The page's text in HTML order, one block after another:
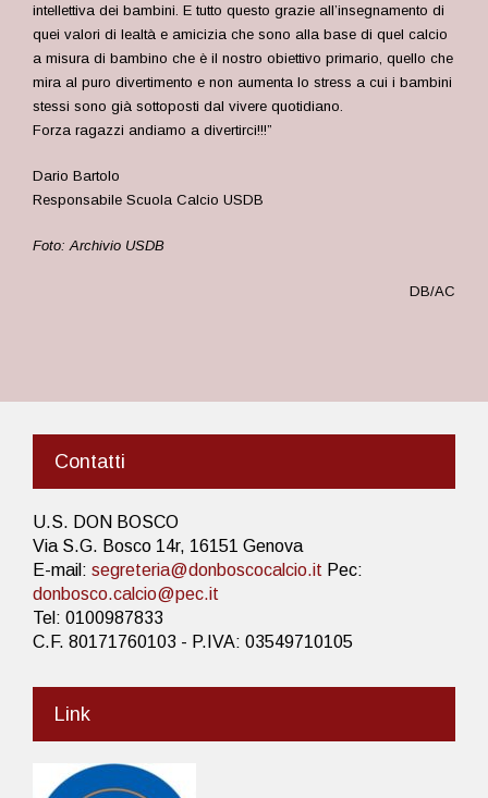
intellettiva dei bambini. E tutto questo grazie all’insegnamento di
quei valori di lealtà e amicizia che sono alla base di quel calcio
a misura di bambino che è il nostro obiettivo primario, quello che
mira al puro divertimento e non aumenta lo stress a cui i bambini
stessi sono già sottoposti dal vivere quotidiano.
Forza ragazzi andiamo a divertirci!!!”
Dario Bartolo
Responsabile Scuola Calcio USDB
Foto: Archivio USDB
DB/AC
Contatti
U.S. DON BOSCO
Via S.G. Bosco 14r, 16151 Genova
E-mail: segreteria@donboscocalcio.it Pec:
donbosco.calcio@pec.it
Tel: 0100987833
C.F. 80171760103 - P.IVA: 03549710105
Link